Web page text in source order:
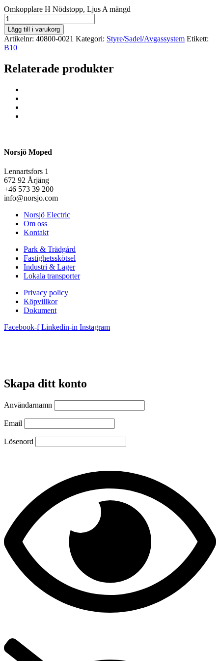
Omkopplare H Nödstopp, Ljus A mängd
Lägg till i varukorg
Artikelnr: 40800-0021 Kategori: Styre/Sadel/Avgassystem Etikett:
B10
Relaterade produkter
Norsjö Moped
Lennartsfors 1
672 92 Årjäng
+46 573 39 200
info@norsjo.com
Norsjö Electric
Om oss
Kontakt
Park & Trädgård
Fastighetsskötsel
Industri & Lager
Lokala transporter
Privacy policy
Köpvillkor
Dokument
Facebook-f Linkedin-in Instagram
Skapa ditt konto
Användarnamn
Email
Lösenord